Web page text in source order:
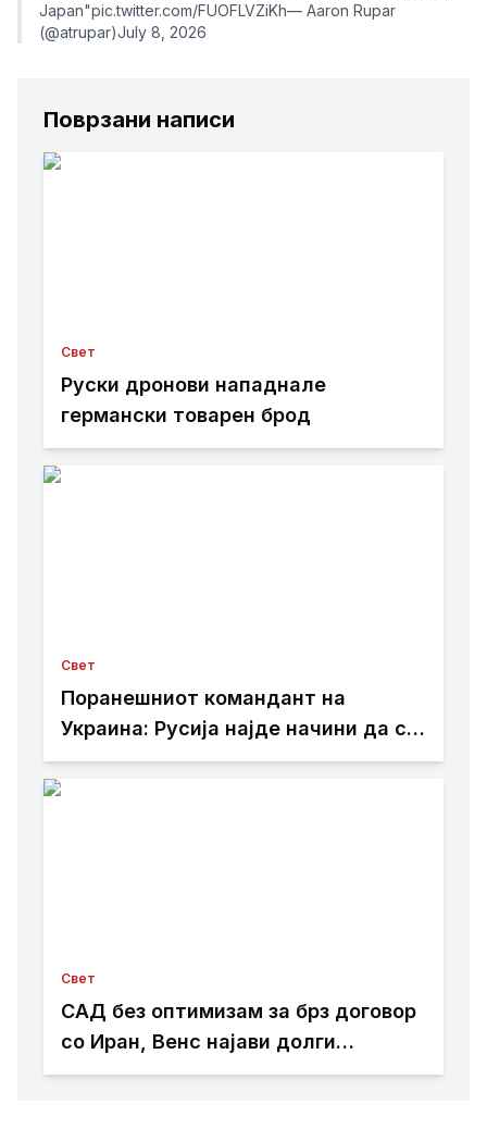
Japan"pic.twitter.com/FUOFLVZiKh— Aaron Rupar
(@atrupar)July 8, 2026
Поврзани написи
Свет
Руски дронови нападнале
германски товарен брод
Свет
Поранешниот командант на
Украина: Русија најде начини да се
спротивстави на западното оружје
Свет
САД без оптимизам за брз договор
со Иран, Венс најави долги
преговори